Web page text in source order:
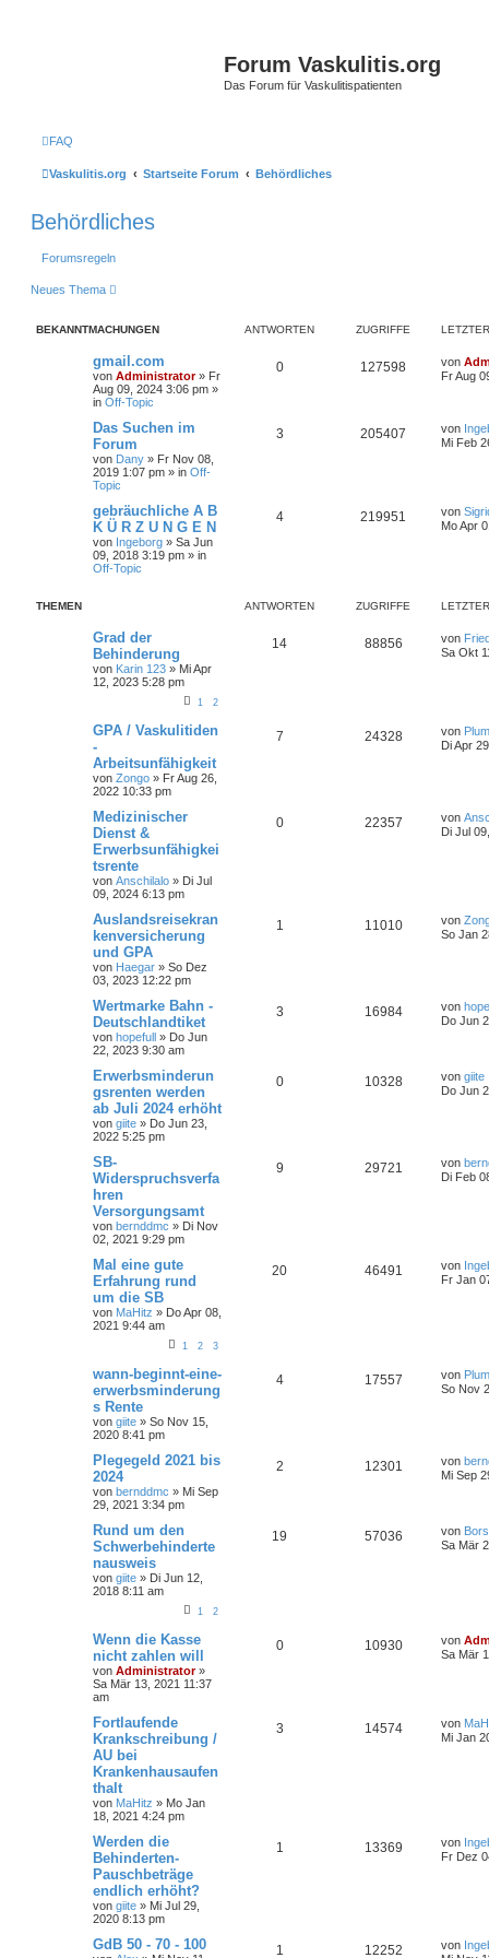
Forum Vaskulitis.org
Das Forum für Vaskulitispatienten
FAQ
Vaskulitis.org Startseite Forum Behördliches
Behördliches
Forumsregeln
Neues Thema
BEKANNTMACHUNGEN ANTWORTEN ZUGRIFFE
gmail.com
von Administrator» Fr
Aug 09, 2024 3:06 pm »
in Off-Topic
0 127598 von
Fr Aug
Das Suchen im
Forum
von Dany » Fr Nov 08,
2019 1:07 pm » in Off-
Topic
3 205407 von
Mi Feb
gebräuchliche A B
K Ü R Z U N G E N
von Ingeborg » Sa Jun
09, 2018 3:19 pm » in
Off-Topic
4 219951 von
Mo Apr
THEMEN ANTWORTEN ZUGRIFFE
Grad der
Behinderung
von Karin 123 » Mi Apr
12, 2023 5:28 pm
1 2
14 88856 von
Sa Okt
GPA / Vaskulitiden
-
Arbeitsunfähigkeit
von Zongo » Fr Aug 26,
2022 10:33 pm
7 24328 von
Di Apr
Medizinischer
Dienst &
Erwerbsunfähigkei
tsrente
von Anschilalo » Di Jul
09, 2024 6:13 pm
0 22357 von
Di Jul
Auslandsreisekran
kenversicherung
und GPA
von Haegar » So Dez
03, 2023 12:22 pm
1 11010 von
So Jan
Wertmarke Bahn -
Deutschlandtiket
von hopefull » Do Jun
22, 2023 9:30 am
3 16984 von
Do Jun
Erwerbsminderun
gsrenten werden
ab Juli 2024 erhöht
von giite » Do Jun 23,
2022 5:25 pm
0 10328 von giite
Do Jun
SB-
Widerspruchsverfa
hren
Versorgungsamt
von bernddmc » Di Nov
02, 2021 9:29 pm
9 29721 von
Di Feb
Mal eine gute
Erfahrung rund
um die SB
von MaHitz » Do Apr 08,
2021 9:44 am
1 2 3
20 46491 von
Fr Jan
wann-beginnt-eine-
erwerbsminderung
s Rente
von giite » So Nov 15,
2020 8:41 pm
4 17557 von
So Nov
Plegegeld 2021 bis
2024
von bernddmc » Mi Sep
29, 2021 3:34 pm
2 12301 von
Mi Sep
Rund um den
Schwerbehinderte
nausweis
von giite » Di Jun 12,
2018 8:11 am
1 2
19 57036 von
Sa Mär
Wenn die Kasse
nicht zahlen will
von Administrator»
Sa Mär 13, 2021 11:37
am
0 10930 von
Sa Mär
Fortlaufende
Krankschreibung /
AU bei
Krankenhausaufen
thalt
von MaHitz » Mo Jan
18, 2021 4:24 pm
3 14574 von
Mi Jan
Werden die
Behinderten-
Pauschbeträge
endlich erhöht?
von giite » Mi Jul 29,
2020 8:13 pm
1 13369 von
Fr Dez
GdB 50 - 70 - 100 1 12252 von